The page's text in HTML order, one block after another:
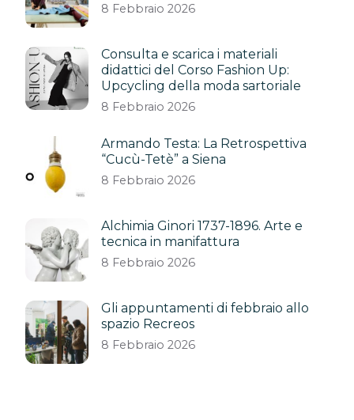
8 Febbraio 2026
Consulta e scarica i materiali
didattici del Corso Fashion Up:
Upcycling della moda sartoriale
8 Febbraio 2026
Armando Testa: La Retrospettiva
“Cucù-Tetè” a Siena
8 Febbraio 2026
Alchimia Ginori 1737-1896. Arte e
tecnica in manifattura
8 Febbraio 2026
Gli appuntamenti di febbraio allo
spazio Recreos
8 Febbraio 2026